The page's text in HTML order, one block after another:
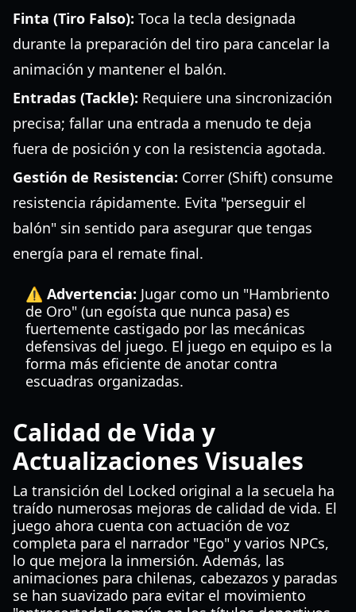
Finta (Tiro Falso): Toca la tecla designada
durante la preparación del tiro para cancelar la
animación y mantener el balón.
Entradas (Tackle): Requiere una sincronización
precisa; fallar una entrada a menudo te deja
fuera de posición y con la resistencia agotada.
Gestión de Resistencia: Correr (Shift) consume
resistencia rápidamente. Evita "perseguir el
balón" sin sentido para asegurar que tengas
energía para el remate final.
⚠️ Advertencia: Jugar como un "Hambriento
de Oro" (un egoísta que nunca pasa) es
fuertemente castigado por las mecánicas
defensivas del juego. El juego en equipo es la
forma más eficiente de anotar contra
escuadras organizadas.
Calidad de Vida y
Actualizaciones Visuales
La transición del Locked original a la secuela ha
traído numerosas mejoras de calidad de vida. El
juego ahora cuenta con actuación de voz
completa para el narrador "Ego" y varios NPCs,
lo que mejora la inmersión. Además, las
animaciones para chilenas, cabezazos y paradas
se han suavizado para evitar el movimiento